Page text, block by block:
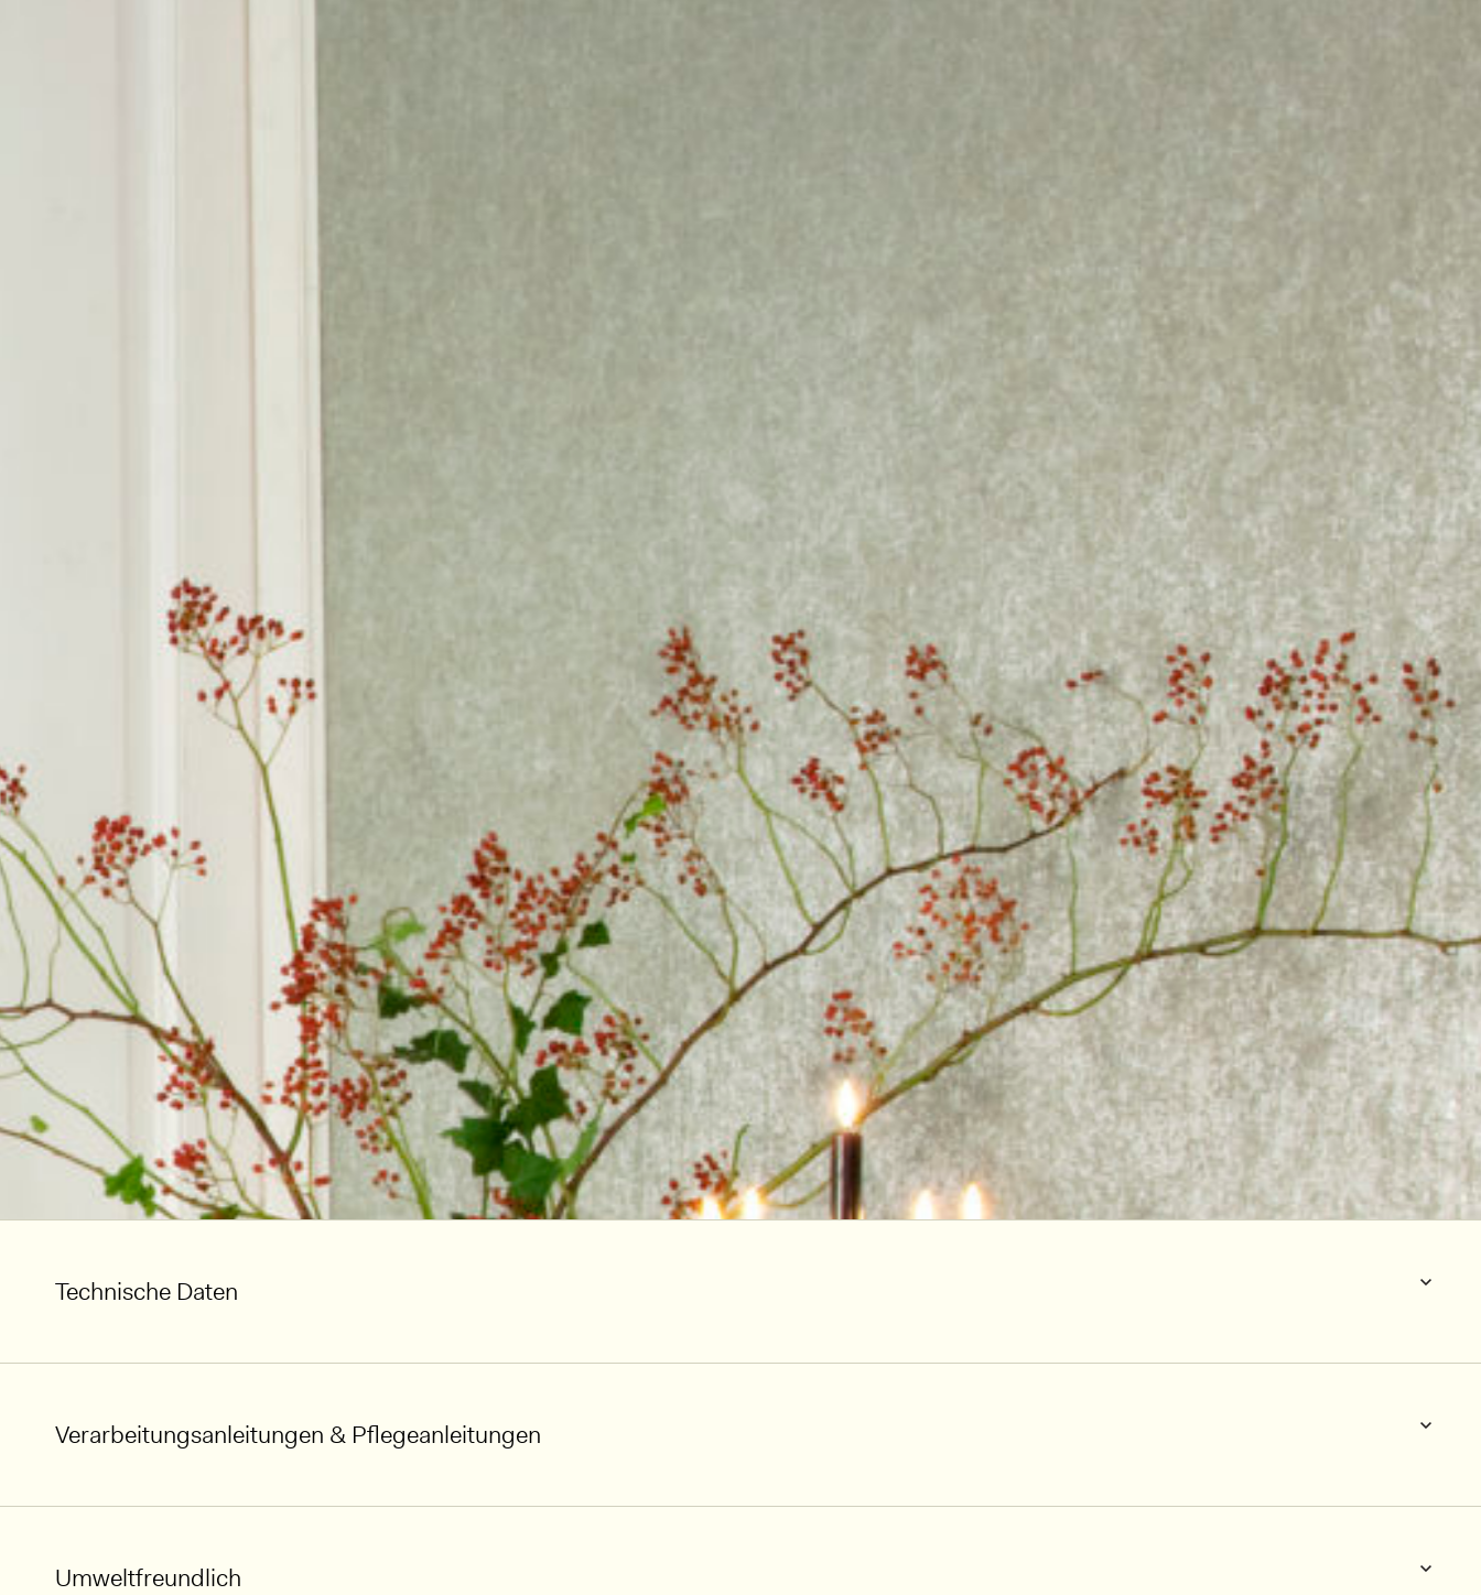
Technische Daten
Verarbeitungsanleitungen & Pflegeanleitungen
Umweltfreundlich